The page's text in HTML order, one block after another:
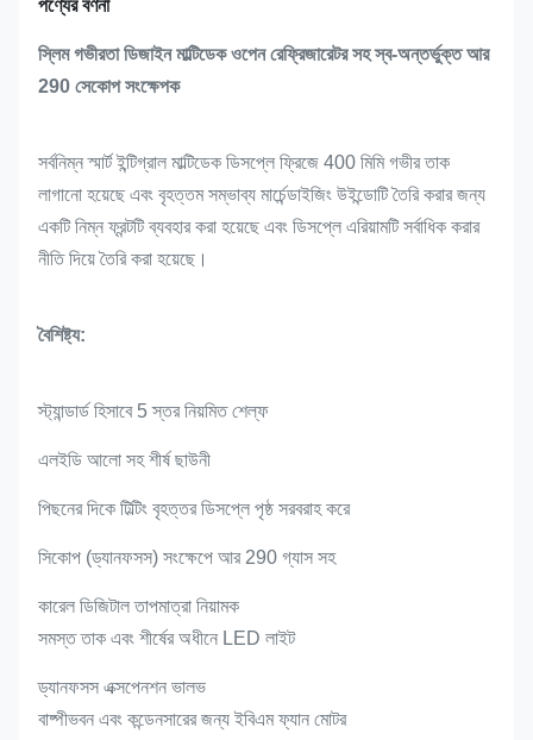
পণ্যের বর্ণনা
স্লিম গভীরতা ডিজাইন মাল্টিডেক ওপেন রেফ্রিজারেটর সহ স্ব-অন্তর্ভুক্ত আর
290 সেকোপ সংক্ষেপক
সর্বনিম্ন স্মার্ট ইন্টিগ্রাল মাল্টিডেক ডিসপ্লে ফ্রিজে 400 মিমি গভীর তাক
লাগানো হয়েছে এবং বৃহত্তম সম্ভাব্য মার্চেন্ডাইজিং উইন্ডোটি তৈরি করার জন্য
একটি নিম্ন ফ্রন্টটি ব্যবহার করা হয়েছে এবং ডিসপ্লে এরিয়ামটি সর্বাধিক করার
নীতি দিয়ে তৈরি করা হয়েছে।
বৈশিষ্ট্য:
স্ট্যান্ডার্ড হিসাবে 5 স্তর নিয়মিত শেল্ফ
এলইডি আলো সহ শীর্ষ ছাউনী
পিছনের দিকে টিল্টিং বৃহত্তর ডিসপ্লে পৃষ্ঠ সরবরাহ করে
সিকোপ (ড্যানফসস) সংক্ষেপে আর 290 গ্যাস সহ
কারেল ডিজিটাল তাপমাত্রা নিয়ামক
সমস্ত তাক এবং শীর্ষের অধীনে LED লাইট
ড্যানফসস এক্সপেনশন ভালভ
বাষ্পীভবন এবং কন্ডেনসারের জন্য ইবিএম ফ্যান মোটর